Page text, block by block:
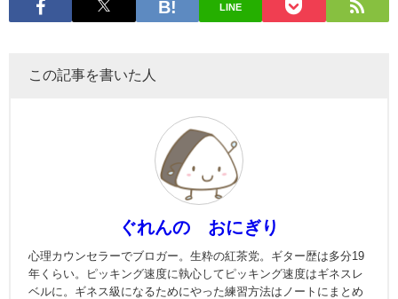
LINE
この記事を書いた人
ぐれんの おにぎり
心理カウンセラーでブロガー。生粋の紅茶党。ギター歴は多分19
年くらい。ピッキング速度に執心してピッキング速度はギネスレ
ベルに。ギネス級になるためにやった練習方法はノートにまとめ